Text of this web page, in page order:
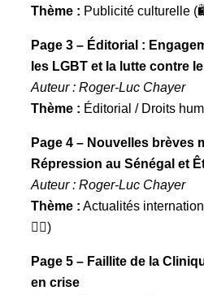
Thème : Publicité culturelle
Page 3 – Éditorial :
les LGBT et la lutte contre
Auteur : Roger-Luc Chayer
Thème : Éditorial / Droits
Page 4 – Nouvelles brèves
Répression au Sénégal et
Auteur : Roger-Luc Chayer
Thème : Actualités
🏳️‍🌈)
Page 5 – Faillite de la
en crise